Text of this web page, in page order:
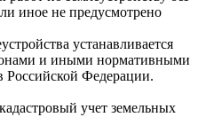
иное не предусмотрено
устанавливается
и иными нормативными
Российской Федерации.
учет земельных